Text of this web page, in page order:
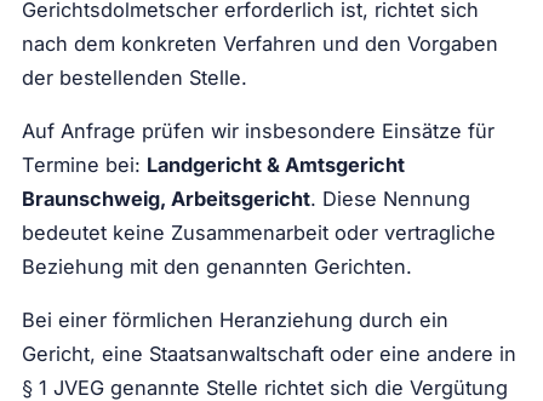
Gerichtsdolmetscher erforderlich ist, richtet sich
nach dem konkreten Verfahren und den Vorgaben
der bestellenden Stelle.
Auf Anfrage prüfen wir insbesondere Einsätze für
Termine bei: Landgericht & Amtsgericht
Braunschweig, Arbeitsgericht. Diese Nennung
bedeutet keine Zusammenarbeit oder vertragliche
Beziehung mit den genannten Gerichten.
Bei einer förmlichen Heranziehung durch ein
Gericht, eine Staatsanwaltschaft oder eine andere in
§ 1 JVEG genannte Stelle richtet sich die Vergütung